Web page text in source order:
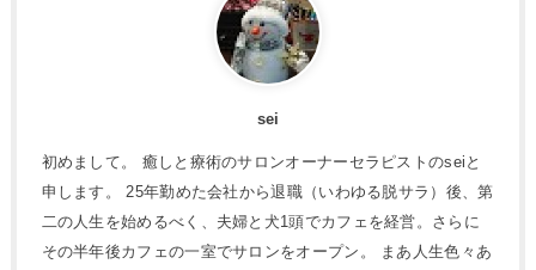
sei
初めまして。 癒しと療術のサロンオーナーセラピストのseiと
申します。 25年勤めた会社から退職（いわゆる脱サラ）後、第
二の人生を始めるべく、夫婦と犬1頭でカフェを経営。さらに
その半年後カフェの一室でサロンをオープン。 まあ人生色々あ